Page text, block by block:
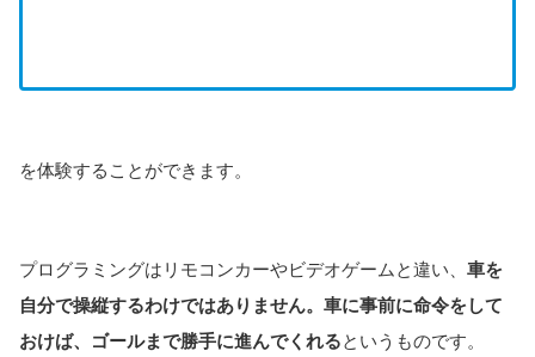
を体験することができます。
プログラミングはリモコンカーやビデオゲームと違い、 車を
自分で操縦するわけではありません。車に事前に命令をして
おけば、ゴールまで勝手に進んでくれるというものです。